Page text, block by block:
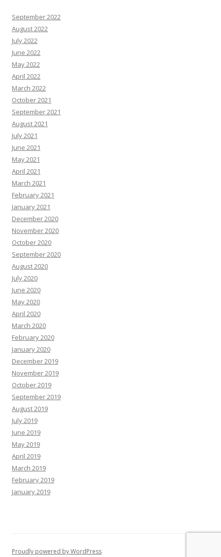
September 2022
August 2022
July 2022
June 2022
May 2022
April 2022
March 2022
October 2021
September 2021
August 2021
July 2021
June 2021
May 2021
April 2021
March 2021
February 2021
January 2021
December 2020
November 2020
October 2020
September 2020
August 2020
July 2020
June 2020
May 2020
April 2020
March 2020
February 2020
January 2020
December 2019
November 2019
October 2019
September 2019
August 2019
July 2019
June 2019
May 2019
April 2019
March 2019
February 2019
January 2019
Proudly powered by WordPress